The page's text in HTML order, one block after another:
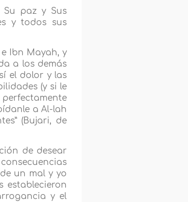
Su paz y Sus
y todos sus
Ibn Mayah, y
a los demás
el dolor y las
(y si le
a Al-lah
(Bujari, de
de desear
un mal y yo
establecieron
y el